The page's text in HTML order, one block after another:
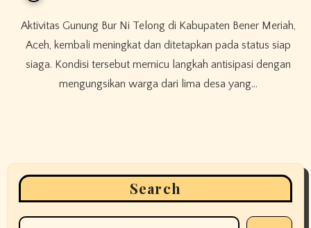
Aktivitas Gunung Bur Ni Telong di Kabupaten Bener Meriah,
Aceh, kembali meningkat dan ditetapkan pada status siap
siaga. Kondisi tersebut memicu langkah antisipasi dengan
mengungsikan warga dari lima desa yang…
Search